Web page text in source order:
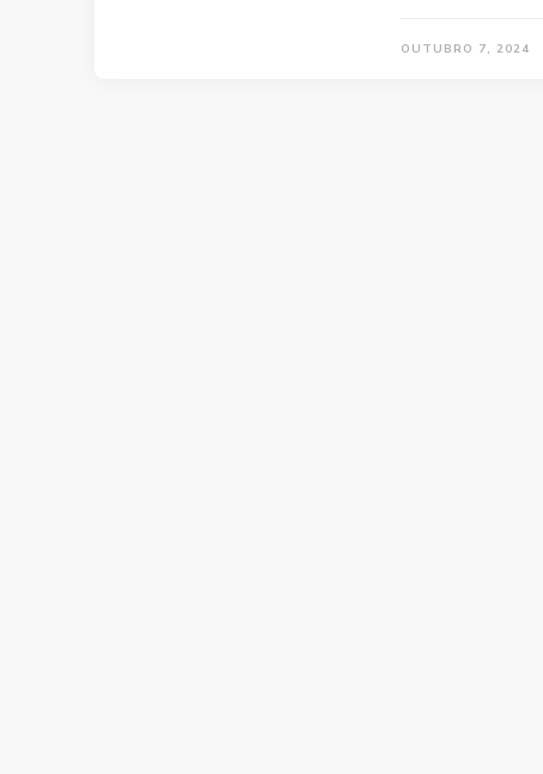
OUTUBRO 7, 2024